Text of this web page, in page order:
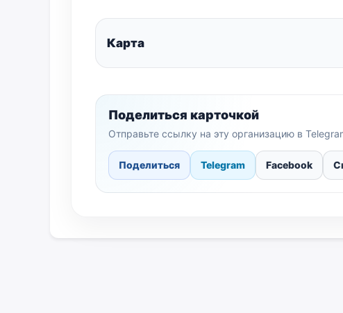
Карта
Поделиться карточкой
Отправьте ссылку на эту организацию в
Поделиться Telegram Facebook